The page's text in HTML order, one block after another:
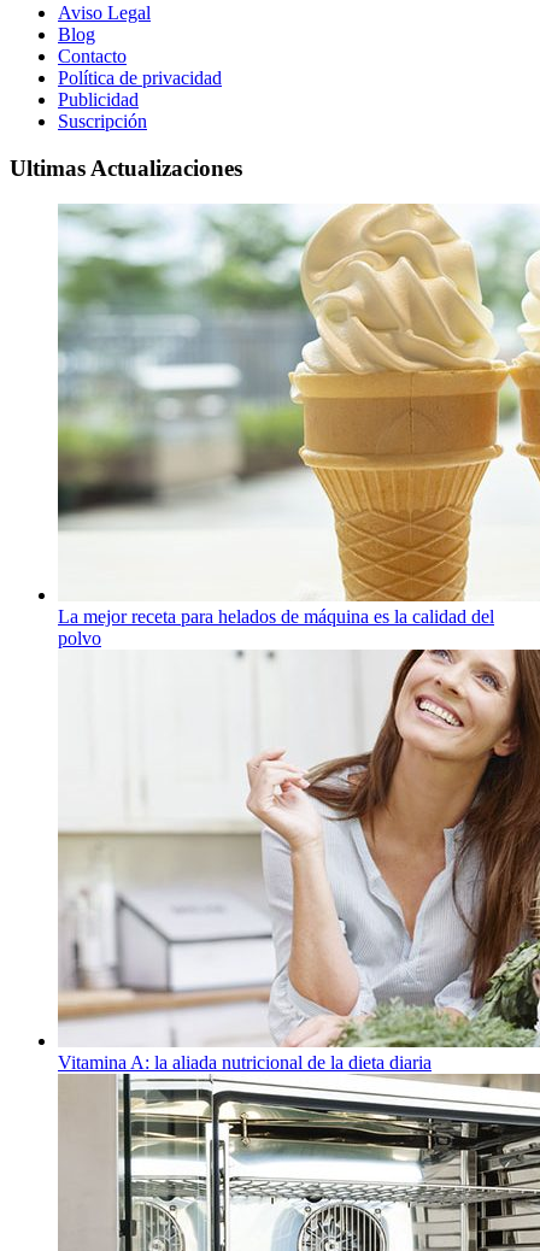
Aviso Legal
Blog
Contacto
Política de privacidad
Publicidad
Suscripción
Ultimas Actualizaciones
La mejor receta para helados de máquina es la calidad del
polvo
Vitamina A: la aliada nutricional de la dieta diaria